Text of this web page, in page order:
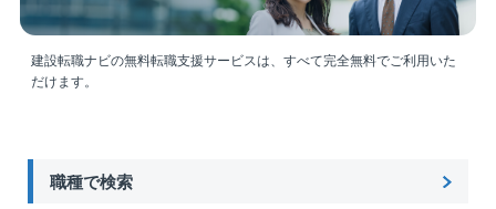
働く意欲がある方に関しては、相談のうえ65歳を超え
てもご就業いただいている方もいらっしゃいます。
同社には、現在70代でご活躍されている方もいます。
マン教育や、必要な資格や技術に関しては会社にて費
用負担も行い、知識・技術・資格も積極的に見につけ
建設転職ナビの無料転職支援サービスは、すべて完全無料でご利用いた
だけます。
職種で検索